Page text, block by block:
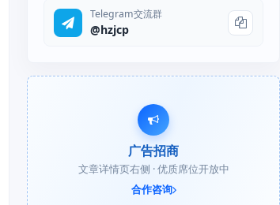
Telegram交流群
@hzjcp
广告招商
文章详情页右侧 · 优质席位开放中
合作咨询